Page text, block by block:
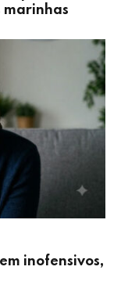
inofensivos,